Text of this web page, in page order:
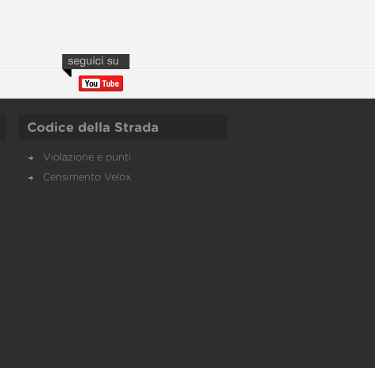
Codice della Strada
Violazione e punti
Censimento Velox